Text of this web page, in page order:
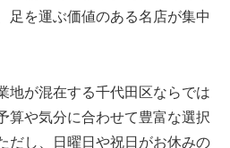
足を運ぶ価値のある名店が集中
地が混在する千代田区ならでは
算や気分に合わせて豊富な選択
だし、日曜日や祝日がお休みの